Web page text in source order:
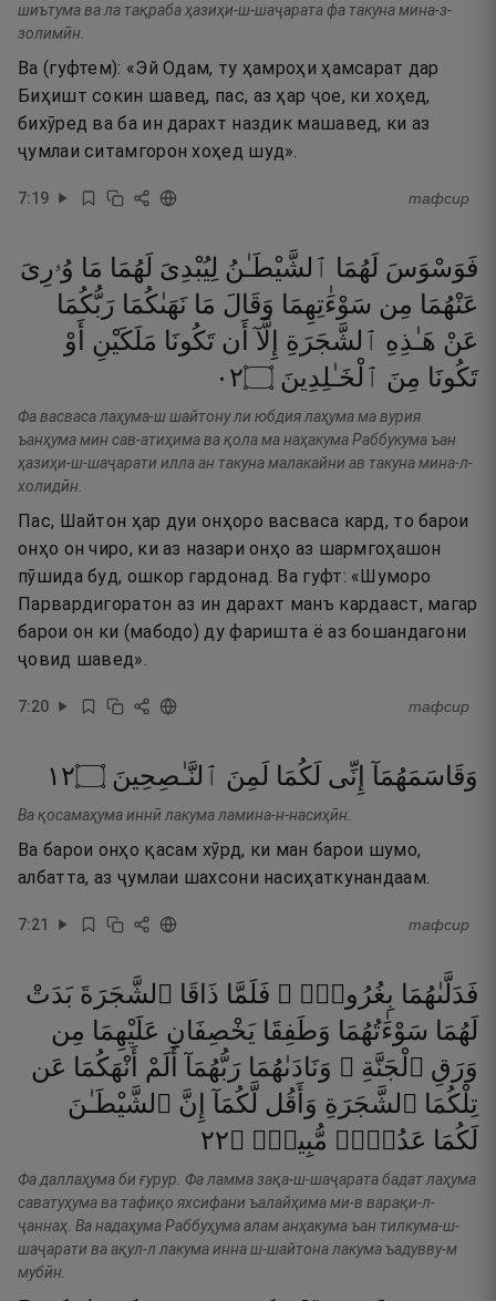
шиътума ва ла тақраба ҳазиҳи-ш-шаҷарата фа такуна мина-з-
золимӣн.
Ва (гуфтем): «Эй Одам, ту ҳамроҳи ҳамсарат дар
Биҳишт сокин шавед, пас, аз ҳар ҷое, ки хоҳед,
бихӯред ва ба ин дарахт наздик машавед, ки аз
ҷумлаи ситамгорон хоҳед шуд».
7:19 тафсир
فَوَسْوَسَ لَهُمَا ٱلشَّيْطَـٰنُ لِيُبْدِىَ لَهُمَا مَا وُۥرِىَ
عَنْهُمَا مِن سَوْءَٰتِهِمَا وَقَالَ مَا نَهَىٰكُمَا رَبُّكُمَا
عَنْ هَـٰذِهِ ٱلشَّجَرَةِ إِلَّآ أَن تَكُونَا مَلَكَيْنِ
أَوْ
تَكُونَا مِنَ ٱلْخَـٰلِدِينَ ۝٢٠
Фа васваса лаҳума-ш шайтону ли юбдия лаҳума ма вурия
ъанҳума мин сав-атиҳима ва қола ма наҳакума Раббукума ъан
ҳазиҳи-ш-шаҷарати илла ан такуна малакайни ав такуна мина-л-
холидӣн.
Пас, Шайтон ҳар дуи онҳоро васваса кард, то барои
онҳо он чиро, ки аз назари онҳо аз шармгоҳашон
пӯшида буд, ошкор гардонад. Ва гуфт: «Шуморо
Парвардигоратон аз ин дарахт манъ кардааст, магар
барои он ки (мабодо) ду фаришта ё аз бошандагони
ҷовид шавед».
7:20 тафсир
وَقَاسَمَهُمَآ إِنِّى لَكُمَا لَمِنَ ٱلنَّـٰصِحِينَ ۝٢١
Ва қосамаҳума иннӣ лакума ламина-н-насиҳӣн.
Ва барои онҳо қасам хӯрд, ки ман барои шумо,
албатта, аз ҷумлаи шахсони насиҳаткунандаам.
7:21 тафсир
فَدَلَّىٰهُمَا بِغُرُورٍۢ ۚ فَلَمَّا ذَاقَا ٱلشَّجَرَةَ بَدَتْ
لَهُمَا سَوْءَٰتُهُمَا وَطَفِقَا يَخْصِفَانِ عَلَيْهِمَا مِن
وَرَقِ ٱلْجَنَّةِ ۖ وَنَادَىٰهُمَا رَبُّهُمَآ أَلَمْ أَنْهَكُمَا عَن
تِلْكُمَا ٱلشَّجَرَةِ وَأَقُل لَّكُمَآ إِنَّ ٱلشَّيْطَـٰنَ
لَكُمَا عَدُوٌّۭ مُّبِينٌۭ ۝٢٢
Фа даллаҳума би ғурур. Фа ламма зақа-ш-шаҷарата бадат лаҳума
саватуҳума ва тафиқо яхсифани ъалайҳима ми-в варақи-л-
ҷаннаҳ. Ва надаҳума Раббуҳума алам анҳакума ъан тилкума-ш-
шаҷарати ва ақул-л лакума инна ш-шайтона лакума ъадувву-м
мубӣн.